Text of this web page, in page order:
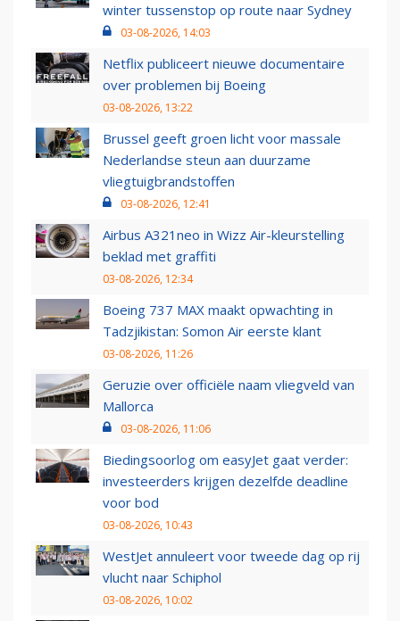
winter tussenstop op route naar Sydney
03-08-2026, 14:03
Netflix publiceert nieuwe documentaire
over problemen bij Boeing
03-08-2026, 13:22
Brussel geeft groen licht voor massale
Nederlandse steun aan duurzame
vliegtuigbrandstoffen
03-08-2026, 12:41
Airbus A321neo in Wizz Air-kleurstelling
beklad met graffiti
03-08-2026, 12:34
Boeing 737 MAX maakt opwachting in
Tadzjikistan: Somon Air eerste klant
03-08-2026, 11:26
Geruzie over officiële naam vliegveld van
Mallorca
03-08-2026, 11:06
Biedingsoorlog om easyJet gaat verder:
investeerders krijgen dezelfde deadline
voor bod
03-08-2026, 10:43
WestJet annuleert voor tweede dag op rij
vlucht naar Schiphol
03-08-2026, 10:02